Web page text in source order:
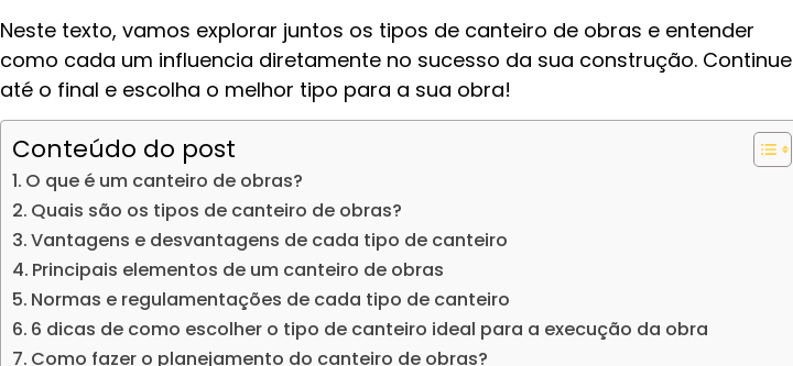
Neste texto, vamos explorar juntos os tipos de canteiro de obras e entender
como cada um influencia diretamente no sucesso da sua construção. Continue
até o final e escolha o melhor tipo para a sua obra!
Conteúdo do post
O que é um canteiro de obras?
Quais são os tipos de canteiro de obras?
Vantagens e desvantagens de cada tipo de canteiro
Principais elementos de um canteiro de obras
Normas e regulamentações de cada tipo de canteiro
6 dicas de como escolher o tipo de canteiro ideal para a execução da obra
Como fazer o planejamento do canteiro de obras?